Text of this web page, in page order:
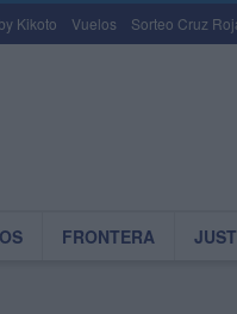
Kikoto Vuelos Sorteo Cruz
FRONTERA